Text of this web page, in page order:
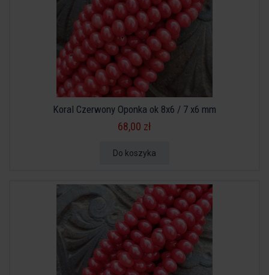
Koral Czerwony Oponka ok 8x6 / 7 x6 mm
68,00 zł
Do koszyka